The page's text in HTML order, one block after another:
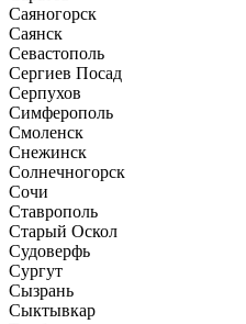
Саяногорск
Саянск
Севастополь
Сергиев Посад
Серпухов
Симферополь
Смоленск
Снежинск
Солнечногорск
Сочи
Ставрополь
Старый Оскол
Судоверфь
Сургут
Сызрань
Сыктывкар